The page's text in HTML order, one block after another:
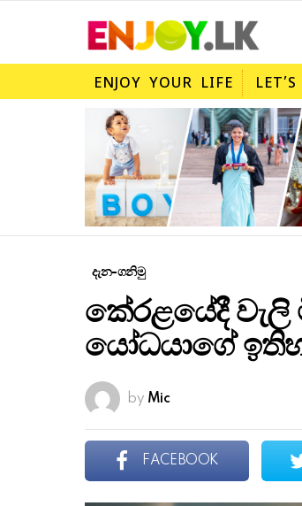
ENJOY YOUR LIFE
දැන-ගනිමු
කේරළයේදී
යෝධයාගේ
by Mic
FACEBOOK